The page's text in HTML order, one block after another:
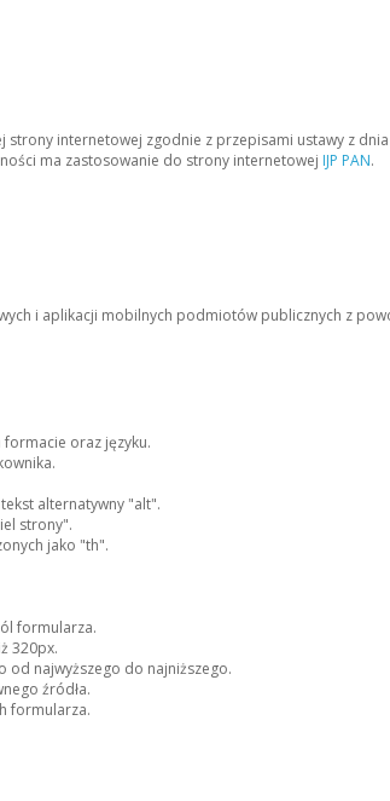
internetowej zgodnie z przepisami ustawy z
ma zastosowanie do strony internetowej IJP PAN.
i aplikacji mobilnych podmiotów publicznych z
oraz języku.
alternatywny "alt".
strony".
jako "th".
formularza.
320px.
od najwyższego do najniższego.
źródła.
formularza.